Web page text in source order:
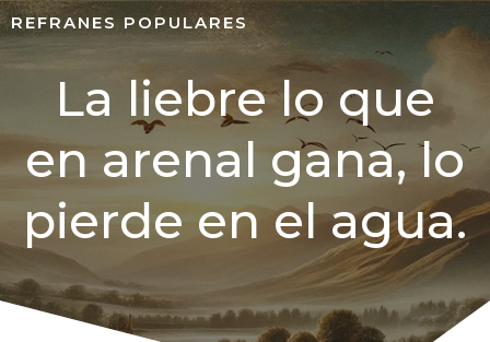
REFRANES POPULARES
La liebre lo que
en arenal gana, lo
pierde en el agua.